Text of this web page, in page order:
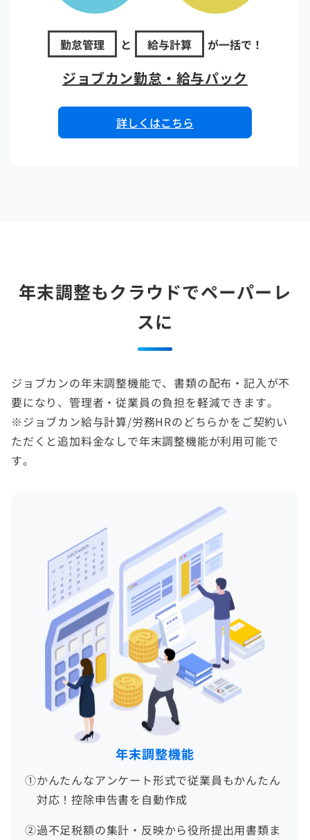
勤怠管理 と 給与計算 が一括で！
ジョブカン勤怠・給与パック
詳しくはこちら
年末調整もクラウドでペーパーレ
スに
ジョブカンの年末調整機能で、書類の配布・記入が不
要になり、管理者・従業員の負担を軽減できます。
※ジョブカン給与計算/労務HRのどちらかをご契約い
ただくと追加料金なしで年末調整機能が利用可能で
す。
年末調整機能
①かんたんなアンケート形式で従業員もかんたん
対応！控除申告書を自動作成
②過不足税額の集計・反映から役所提出用書類ま